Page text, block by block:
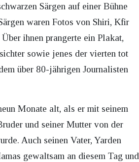
Särgen auf einer Bühne
waren Fotos von Shiri, Kfir
ihnen prangerte ein Plakat,
sowie jenes der vierten tot
über 80-jährigen Journalisten
Monate alt, als er mit seinem
und seiner Mutter von der
Auch seinen Vater, Yarden
gewaltsam an diesem Tag und